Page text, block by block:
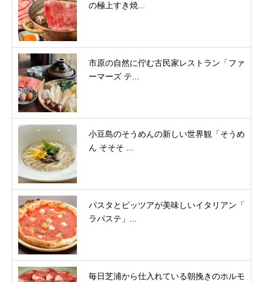
の極上すき焼...
市原の自然に佇む古民家レストラン「ファ
ーマーズ テ...
小豆島のそうめんの新しい世界観「そうめ
ん そそそ ...
パスタとピッツアが美味しいイタリアン「
ラパステ」...
毎日芝浦から仕入れている朝挽きのホルモ